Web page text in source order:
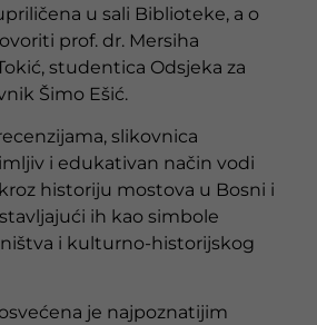
u sali Biblioteke, a o
prof. dr. Mersiha
studentica Odsjeka za
Šimo Ešić.
slikovnica
i edukativan način vodi
historiju mostova u Bosni i
ih kao simbole
i kulturno-historijskog
je najpoznatijim